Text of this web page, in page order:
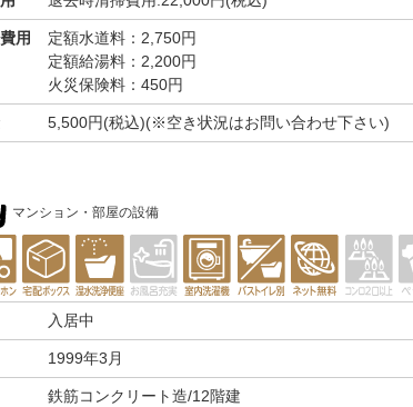
用
定額水道料：2,750円
定額給湯料：2,200円
火災保険料：450円
5,500円(税込)(※空き状況はお問い合わせ下さい)
マンション・部屋の設備
入居中
1999年3月
鉄筋コンクリート造/12階建